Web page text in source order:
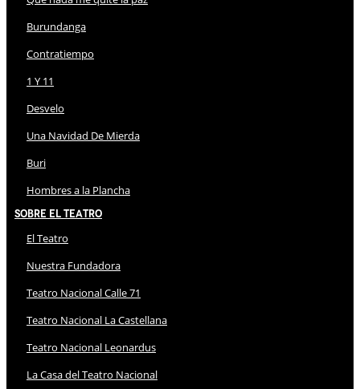
Burundanga
Contratiempo
1 Y 11
Desvelo
Una Navidad De Mierda
Buri
Hombres a la Plancha
Sobre El Teatro
El Teatro
Nuestra Fundadora
Teatro Nacional Calle 71
Teatro Nacional La Castellana
Teatro Nacional Leonardus
La Casa del Teatro Nacional